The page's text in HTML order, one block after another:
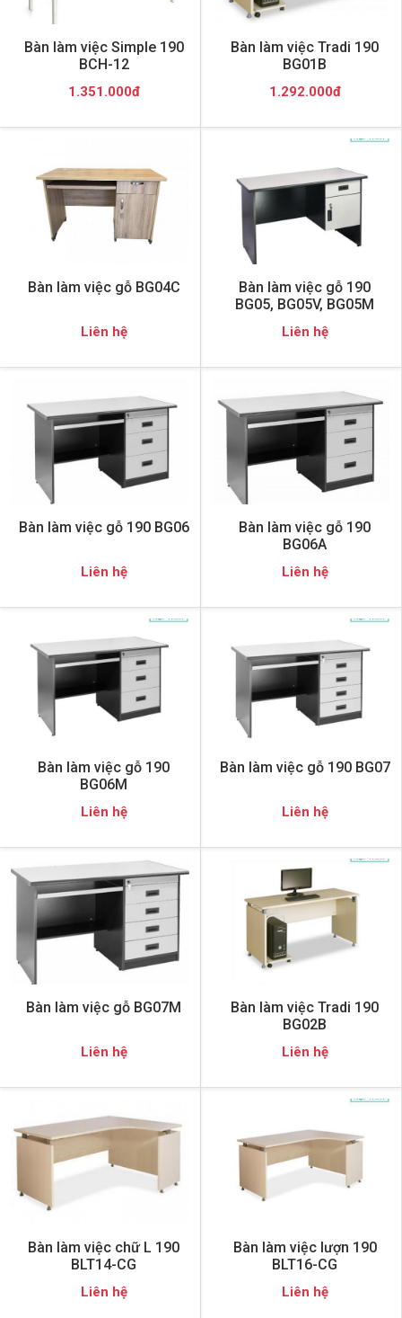
Bàn làm việc Simple 190
BCH-12
1.351.000đ
Bàn làm việc Tradi 190
BG01B
1.292.000đ
Bàn làm việc gỗ BG04C
Liên hệ
Bàn làm việc gỗ 190
BG05, BG05V, BG05M
Liên hệ
Bàn làm việc gỗ 190 BG06
Liên hệ
Bàn làm việc gỗ 190
BG06A
Liên hệ
Bàn làm việc gỗ 190
BG06M
Liên hệ
Bàn làm việc gỗ 190 BG07
Liên hệ
Bàn làm việc gỗ BG07M
Liên hệ
Bàn làm việc Tradi 190
BG02B
Liên hệ
Bàn làm việc chữ L 190
BLT14-CG
Liên hệ
Bàn làm việc lượn 190
BLT16-CG
Liên hệ